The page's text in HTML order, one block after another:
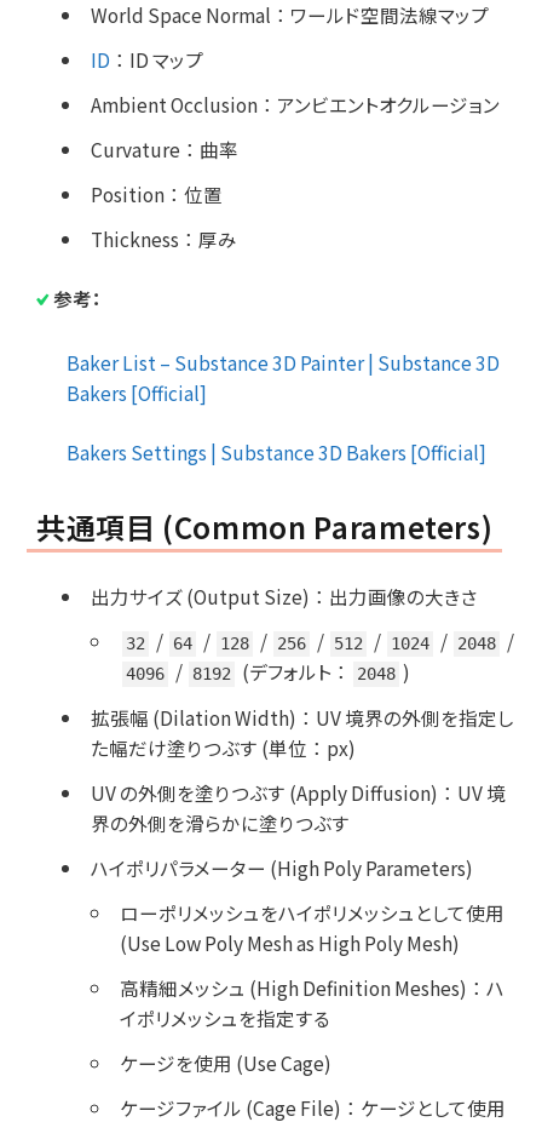
World Space Normal ： ワールド空間法線マップ
ID ： ID マップ
Ambient Occlusion： アンビエントオクルージョン
Curvature ： 曲率
Position： 位置
Thickness ： 厚み
参考：
Baker List – Substance 3D Painter | Substance 3D
Bakers [Official]
Bakers Settings | Substance 3D Bakers [Official]
共通項目 (Common Parameters)
出力サイズ (Output Size) ： 出力画像の大きさ
32 / 64 / 128 / 256 / 512 / 1024 / 2048 /
4096 / 8192 (デフォルト ： 2048 )
拡張幅 (Dilation Width) ： UV 境界の外側を指定し
た幅だけ塗りつぶす (単位 ： px)
UV の外側を塗りつぶす (Apply Diffusion) ： UV 境
界の外側を滑らかに塗りつぶす
ハイポリパラメーター (High Poly Parameters)
ローポリメッシュをハイポリメッシュとして使用
(Use Low Poly Mesh as High Poly Mesh)
高精細メッシュ (High Definition Meshes) ： ハ
イポリメッシュを指定する
ケージを使用 (Use Cage)
ケージファイル (Cage File) ： ケージとして使用